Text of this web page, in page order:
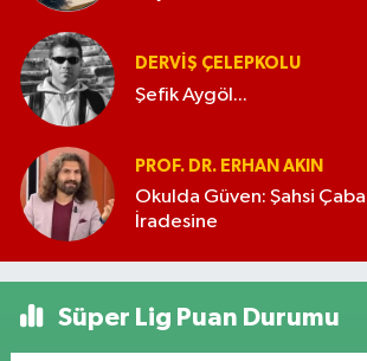
DERVIŞ ÇELEPKOLU
Şefik Aygöl...
PROF. DR. ERHAN AKIN
Okulda Güven: Şahsi
İradesine
Süper Lig Puan Durumu